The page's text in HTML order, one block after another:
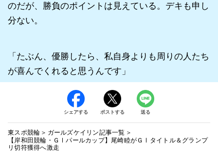
のだが、勝負のポイントは見えている。デキも申し
分ない。
「たぶん、優勝したら、私自身よりも周りの人たち
が喜んでくれると思うんです」
シェアする ポストする 送る
東スポ競輪
ガールズケイリン記事一覧
【岸和田競輪・ＧⅠパールカップ】尾崎睦がＧⅠタイトル＆グランプ
リ切符獲得へ激走